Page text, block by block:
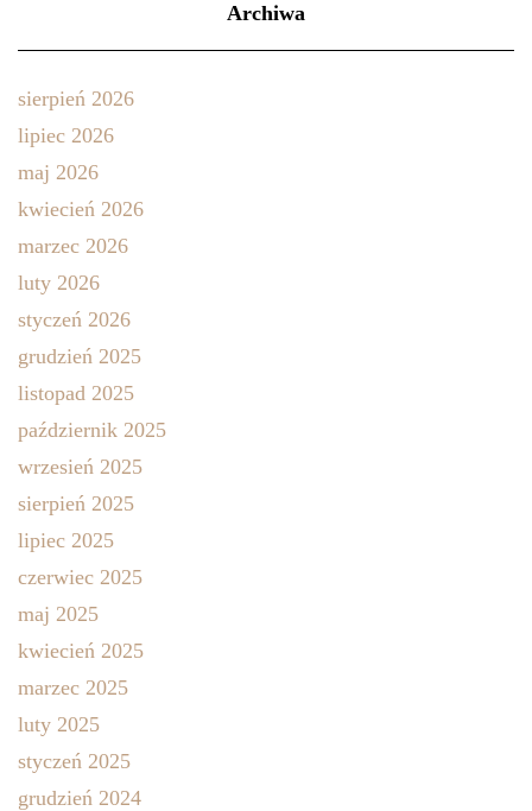
Archiwa
sierpień 2026
lipiec 2026
maj 2026
kwiecień 2026
marzec 2026
luty 2026
styczeń 2026
grudzień 2025
listopad 2025
październik 2025
wrzesień 2025
sierpień 2025
lipiec 2025
czerwiec 2025
maj 2025
kwiecień 2025
marzec 2025
luty 2025
styczeń 2025
grudzień 2024